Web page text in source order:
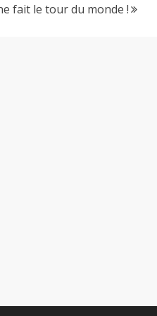
fait le tour du monde !